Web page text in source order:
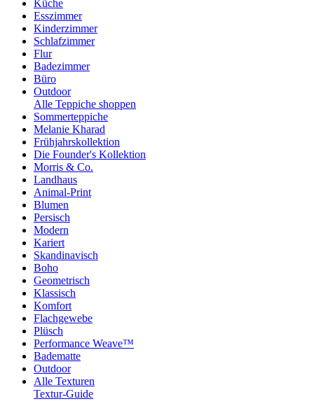
Küche
Esszimmer
Kinderzimmer
Schlafzimmer
Flur
Badezimmer
Büro
Outdoor
Alle Teppiche shoppen
Sommerteppiche
Melanie Kharad
Frühjahrskollektion
Die Founder's Kollektion
Morris & Co.
Landhaus
Animal-Print
Blumen
Persisch
Modern
Kariert
Skandinavisch
Boho
Geometrisch
Klassisch
Komfort
Flachgewebe
Plüsch
Performance Weave™
Badematte
Outdoor
Alle Texturen
Textur-Guide